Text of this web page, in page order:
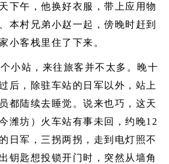
下午，他换好衣服，带上应用物
本村兄弟小赵一起，傍晚时赶到
小客栈里住了下来。
小站，来往旅客并不太多。晚十
后，除驻车站的日军以外，站上
都陆续去睡觉。说来也巧，这天
潍坊）火车站有事未回，约晚12
日军，三拐两拐，走到电灯照不
钥匙想投锁开门时，突然从墙角